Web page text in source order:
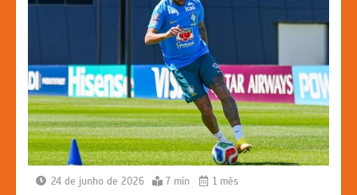
24 de junho de 2026 7 min 1 mês